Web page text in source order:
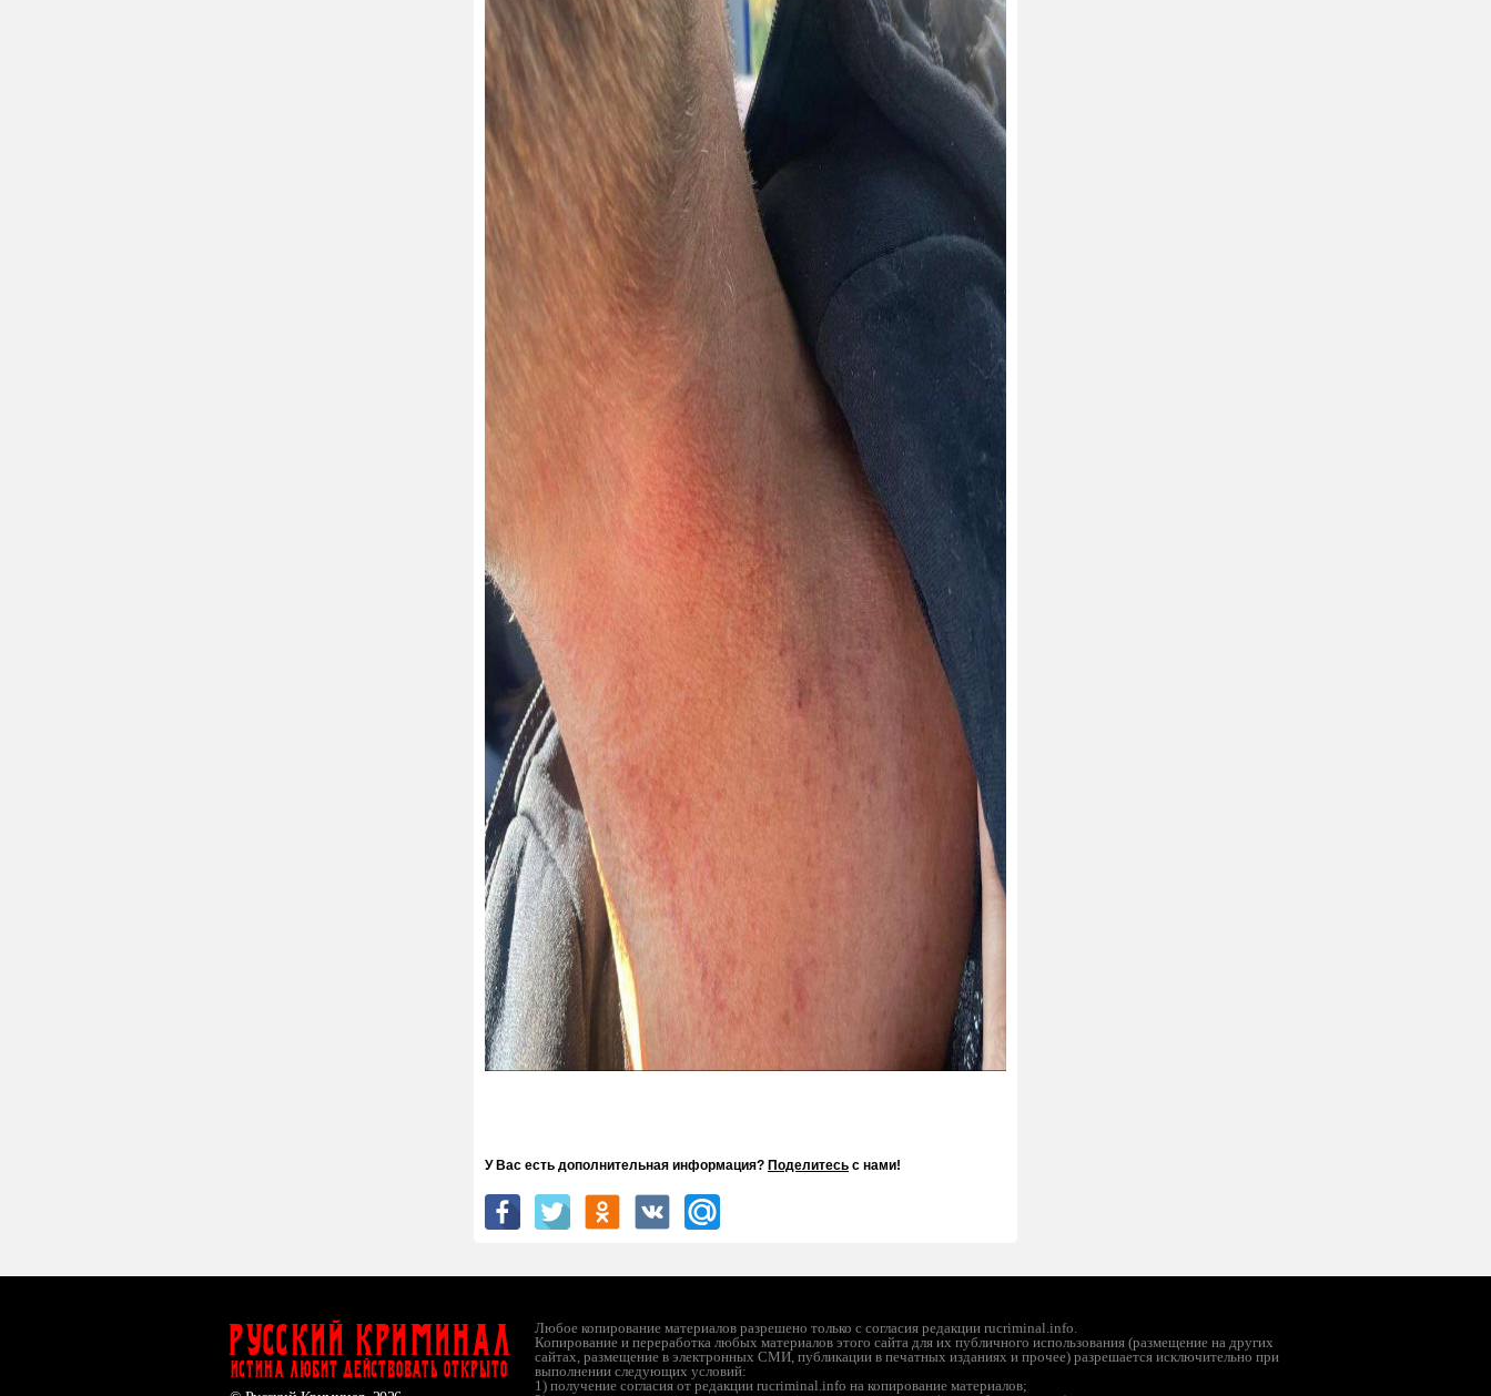
У Вас есть дополнительная информация? Поделитесь с нами!
Русский Криминал
ИСТИНА ЛЮБИТ ДЕЙСТВОВАТЬ ОТКРЫТО
Любое копирование материалов разрешено только с согласия редакции rucriminal.info.
Копирование и переработка любых материалов этого сайта для их публичного использования (размещение на других
сайтах, размещение в электронных СМИ, публикации в печатных изданиях и прочее) разрешается исключительно при
выполнении следующих условий:
1) получение согласия от редакции rucriminal.info на копирование материалов;